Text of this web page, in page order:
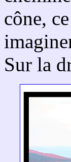
cône,
Sur la